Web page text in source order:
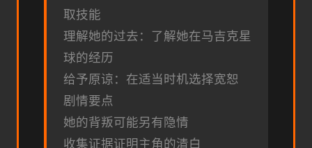
取技能
理解她的过去：了解她在马吉克星
球的经历
给予原谅：在适当时机选择宽恕
剧情要点
她的背叛可能另有隐情
收集证据证明主角的清白